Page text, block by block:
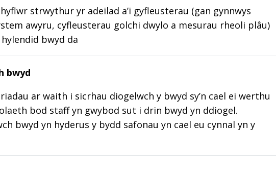
strwythur yr adeilad a’i gyfleusterau (gan gynnwys
awyru, cyfleusterau golchi dwylo a mesurau rheoli plâu)
bwyd da
bwyd
ar waith i sicrhau diogelwch y bwyd sy’n cael ei werthu
bod staff yn gwybod sut i drin bwyd yn ddiogel.
bwyd yn hyderus y bydd safonau yn cael eu cynnal yn y